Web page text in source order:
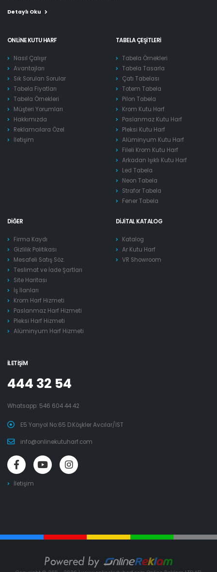
Detaylı Oku
ONLINE KUTU HARF
Nasıl Çalışır
Avantajları
Sık Sorulan Sorular
Tabela Fiyatları
Tabela Örnekleri
Müşteri Yorumları
Hakkımızda
Reklamcılara Özel
İletişim
TABELA ÇEŞITLERI
Tabela Örnekleri
Tabela Tasarla
Çatı Tabelası
Totem Tabela
Pilon Tabela
Krom Kutu Harf
Paslanmaz Kutu Harf
Pleksi Kutu Harf
Alüminyum Kutu Harf
Fileli Krom Kutu Harf
Arkadan Işıklı Kutu Harf
Led Tabela
Neon Tabela
Strafor Tabela
Fener Tabela
DIĞER
Firma Kaydı
Gizlilik Politikası
Mesafeli Satış Söz.
Teslimat ve İade Şartları
Site Haritası
İş İlanları
Krom Harf Hizmeti
Paslanmaz Harf Hizmeti
Pleksi Harf Hizmeti
Alüminyum Harf Hizmeti
DIJITAL KATALOG
Katalog
Ar Kutu Harf
VR Showroom
İLETIŞIM
444 32 54
Whatsapp: 546 604 44 42
E5 Yanyol No:65 D.Köşkler Avcılar/İST
info@onlinekutuharf.com
İletişim